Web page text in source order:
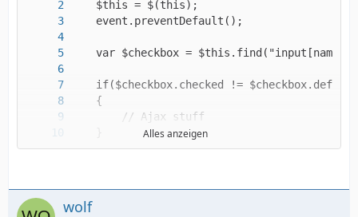
});
Alles anzeigen
wolf